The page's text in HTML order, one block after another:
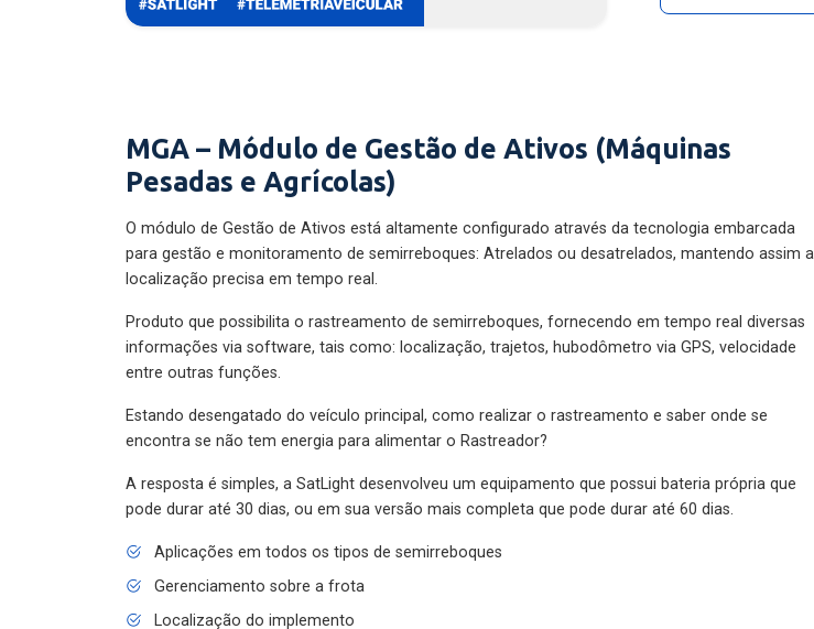
MGA – Módulo de Gestão de Ativos (Máquinas
Pesadas e Agrícolas)
O módulo de Gestão de Ativos está altamente configurado através da tecnologia embarcada
para gestão e monitoramento de semirreboques: Atrelados ou desatrelados, mantendo assim a
localização precisa em tempo real.
Produto que possibilita o rastreamento de semirreboques, fornecendo em tempo real diversas
informações via software, tais como: localização, trajetos, hubodômetro via GPS, velocidade
entre outras funções.
Estando desengatado do veículo principal, como realizar o rastreamento e saber onde se
encontra se não tem energia para alimentar o Rastreador?
A resposta é simples, a SatLight desenvolveu um equipamento que possui bateria própria que
pode durar até 30 dias, ou em sua versão mais completa que pode durar até 60 dias.
Aplicações em todos os tipos de semirreboques
Gerenciamento sobre a frota
Localização do implemento